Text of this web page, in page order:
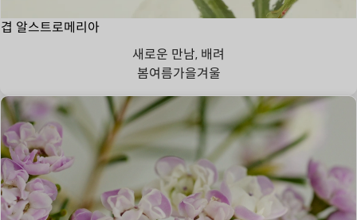
겹 알스트로메리아
새로운 만남, 배려
봄여름가을겨울